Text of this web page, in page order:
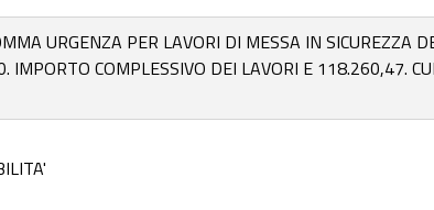
URGENZA PER LAVORI DI MESSA IN SICUREZZA
IMPORTO COMPLESSIVO DEI LAVORI E 118.260,47.